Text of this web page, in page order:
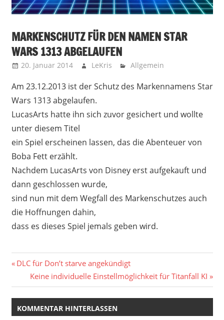
MARKENSCHUTZ FÜR DEN NAMEN STAR
WARS 1313 ABGELAUFEN
20. Januar 2014 LeKris Allgemein
Am 23.12.2013 ist der Schutz des Markennamens Star
Wars 1313 abgelaufen.
LucasArts hatte ihn sich zuvor gesichert und wollte
unter diesem Titel
ein Spiel erscheinen lassen, das die Abenteuer von
Boba Fett erzählt.
Nachdem LucasArts von Disney erst aufgekauft und
dann geschlossen wurde,
sind nun mit dem Wegfall des Markenschutzes auch
die Hoffnungen dahin,
dass es dieses Spiel jemals geben wird.
Beitragsnavigation
Vorheriger
Beitrag:
DLC für Don’t starve angekündigt
Nächster
Beitrag:
Keine individuelle Einstellmöglichkeit für Titanfall KI
KOMMENTAR HINTERLASSEN